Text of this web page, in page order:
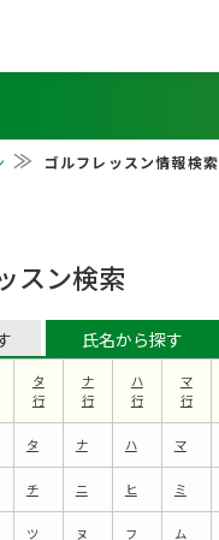
ゴルフレッスン情報検索
スン検索
氏名から探す
タ
行
ナ
行
ハ
行
マ
行
タ ナ ハ マ
チ ニ ヒ ミ
ツ ヌ フ ム